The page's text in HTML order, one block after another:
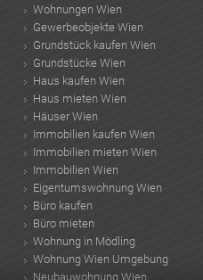
Wohnungen Wien
Gewerbeobjekte Wien
Grundstück kaufen Wien
Grundstücke Wien
Haus kaufen Wien
Haus mieten Wien
Häuser Wien
Immobilien kaufen Wien
Immobilien mieten Wien
Immobilien Wien
Eigentumswohnung Wien
Büro kaufen
Büro mieten
Wohnung in Mödling
Wohnung Wien Umgebung
Neubauwohnung Wien